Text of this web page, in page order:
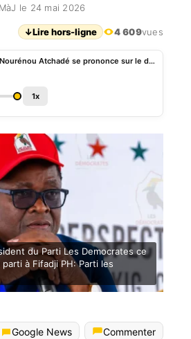
MàJ le 24 mai 2026
↓Lire hors-ligne 4 609vues
Bénin: Nourénou Atchadé se prononce sur le discours d’investiture de Wadagni
1x
du Parti Les Democrates ce
à Fifadji PH: Parti les
Google News
Commenter